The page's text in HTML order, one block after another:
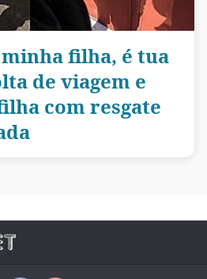
minha filha, é tua
de viagem e
com resgate